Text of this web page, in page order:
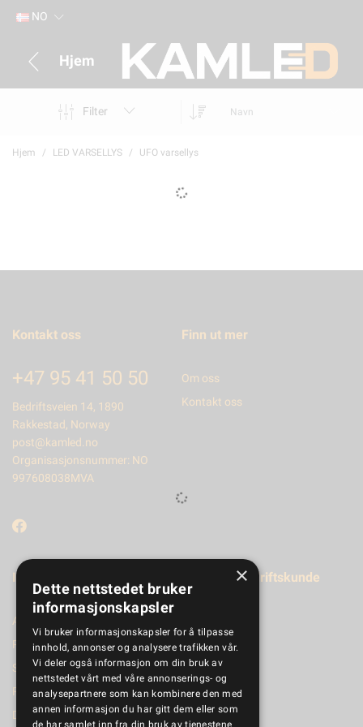
NO
Hjem
Filter Navn
Hjem LED VARSELLYS UFO varsellys
Kontakt oss
+47 95 41 50 50
Bedriftsveien 14, 1890
Rakkestad, Norway
post@kamled.no
Organisasjonsnummer: NO
997608038MVA
Finn ut mer
Om oss
Kontakt oss
Informasjon
Aktuelt
Produktkatalog
Salgsbetingelser
Personvernerklæring
Dokumenter
Registrer bedriftskunde
×
Dette nettstedet bruker
informasjonskapsler
Vi bruker informasjonskapsler for å tilpasse
innhold, annonser og analysere trafikken vår.
Vi deler også informasjon om din bruk av
nettstedet vårt med våre annonserings- og
analysepartnere som kan kombinere den med
annen informasjon du har gitt dem eller som
de har samlet inn fra din bruk av tjenestene